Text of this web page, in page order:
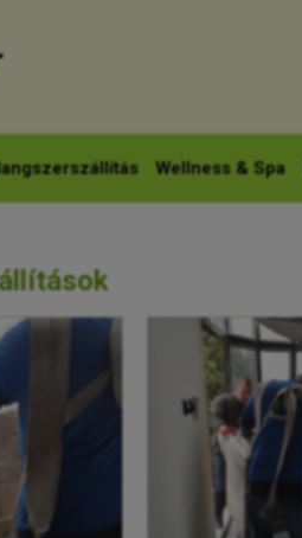
Wellness & Spa